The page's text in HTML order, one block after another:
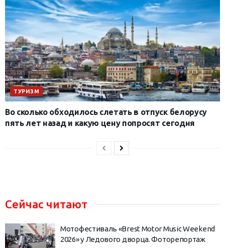
ТУРИЗМ
Во сколько обходилось слетать в отпуск белорусу
пять лет назад и какую цену попросят сегодня
Сейчас читают
Мотофестиваль «Brest Motor Music Weekend
2026» у Ледового дворца. Фоторепортаж